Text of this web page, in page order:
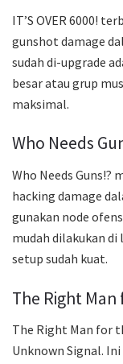
IT’S OVER 6000!
gunshot damage
sudah di-upgrade
besar atau grup
maksimal.
Who Needs
Who Needs Guns!?
hacking damage
gunakan node
mudah dilakukan
setup sudah kuat.
The Right
The Right Man for
Unknown Signal.